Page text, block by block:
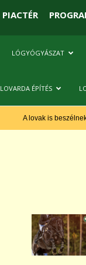
PIACTÉR
LÓGYÓGYÁSZAT
LOVARDA ÉPÍTÉS
A lovak is